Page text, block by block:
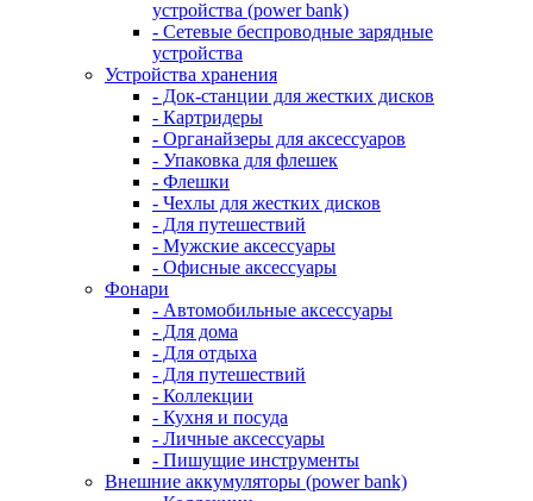
устройства (power bank)
- Сетевые беспроводные зарядные
устройства
Устройства хранения
- Док-станции для жестких дисков
- Картридеры
- Органайзеры для аксессуаров
- Упаковка для флешек
- Флешки
- Чехлы для жестких дисков
- Для путешествий
- Мужские аксессуары
- Офисные аксессуары
Фонари
- Автомобильные аксессуары
- Для дома
- Для отдыха
- Для путешествий
- Коллекции
- Кухня и посуда
- Личные аксессуары
- Пишущие инструменты
Внешние аккумуляторы (power bank)